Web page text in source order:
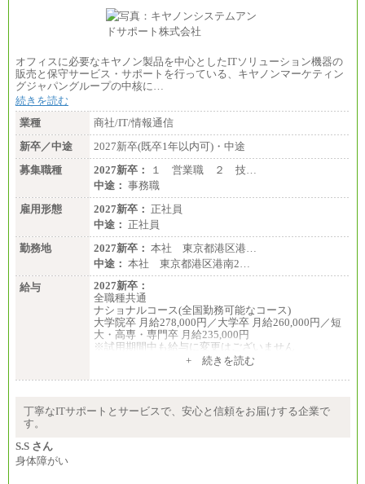
オフィスに必要なキヤノン製品を中心としたITソリューション機器の
販売と保守サービス・サポートを行っている、キヤノンマーケティン
グジャパングループの中核に…
続きを読む
業種
商社/IT/情報通信
新卒／中途
2027新卒(既卒1年以内可)・中途
募集職種
2027新卒：
１ 営業職 ２ 技…
中途： 事務職
雇用形態
2027新卒： 正社員
中途： 正社員
勤務地
2027新卒： 本社 東京都港区港…
中途： 本社 東京都港区港南2…
給与
2027新卒：
全職種共通
ナショナルコース(全国勤務可能なコース)
大学院卒 月給278,000円／大学卒 月給260,000円／短
大・高専・専門卒 月給235,000円
※試用期間中も給与に変更はございません
大学院卒 月給264,000円／大学卒 月給250,000円／短
※試用期間中も給与に変更はございません
中途：
+ 続きを読む
丁寧なITサポートとサービスで、安心と信頼をお届けする企業で
す。
S.S さん
身体障がい